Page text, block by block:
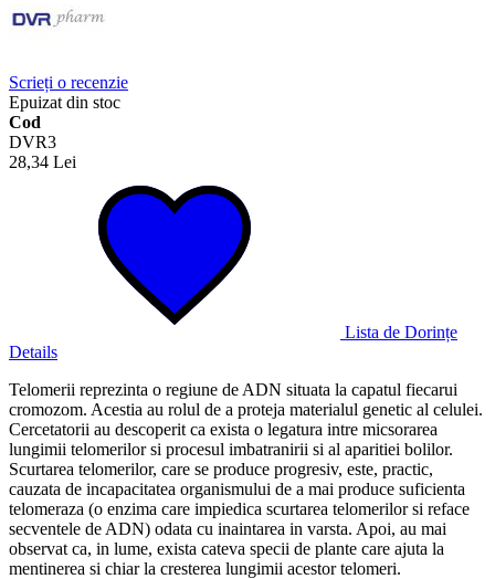
Scrieți o recenzie
Epuizat din stoc
Cod
DVR3
28,34 Lei
Lista de Dorințe
Details
Telomerii reprezinta o regiune de ADN situata la capatul fiecarui
cromozom. Acestia au rolul de a proteja materialul genetic al celulei.
Cercetatorii au descoperit ca exista o legatura intre micsorarea
lungimii telomerilor si procesul imbatranirii si al aparitiei bolilor.
Scurtarea telomerilor, care se produce progresiv, este, practic,
cauzata de incapacitatea organismului de a mai produce suficienta
telomeraza (o enzima care impiedica scurtarea telomerilor si reface
secventele de ADN) odata cu inaintarea in varsta. Apoi, au mai
observat ca, in lume, exista cateva specii de plante care ajuta la
mentinerea si chiar la cresterea lungimii acestor telomeri.